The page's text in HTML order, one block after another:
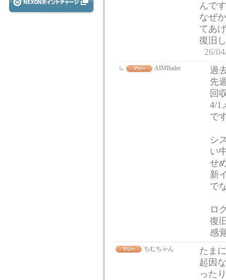
んで
なぜ
てあ
復旧
26/
AIMBader
過
先
回
4/1
で
シ
い
せ
新
で
ロ
復
感
ちむちゃん
たま
起因
った